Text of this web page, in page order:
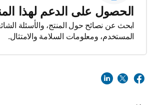
الحصول على الدعم لهذا
ابحث عن نصائح حول المنتج، والأسئلة
المستخدم، ومعلومات السلامة والامتثال.